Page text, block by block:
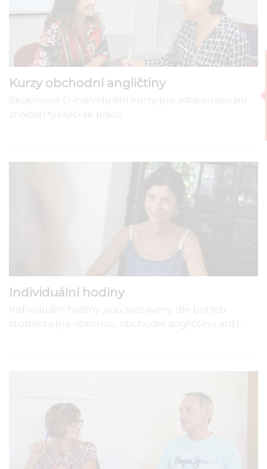
Kurzy obchodní angličtiny
Skupinové či individuální kurzy pro zdokonalování
znalostí týkající se práce.
Individuální hodiny
Individuální hodiny jsou sestaveny dle potřeb
studenta (na obecnou, obchodní angličtinu atd.).